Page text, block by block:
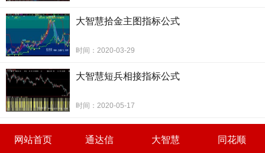
猴王出世操底制胜绝招(大智慧)的选股公式如下：
大智慧拾金主图指标公式
时间：2020-03-29
大智慧短兵相接指标公式
时间：2020-05-17
网站首页 通达信 大智慧
同花顺